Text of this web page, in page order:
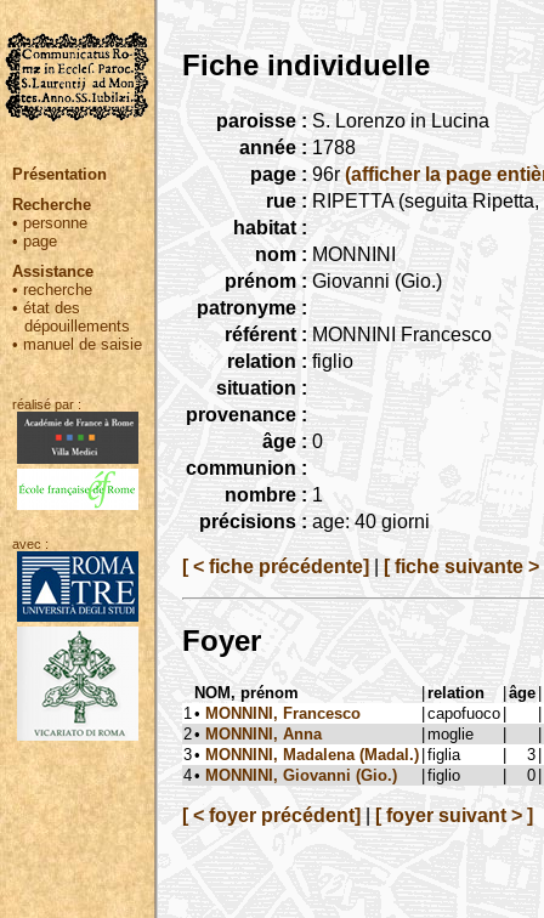
Présentation
Recherche
• personne
•page
Assistance
• recherche
•état des
dépouillements
•manuel de saisie
réalisé par :
avec :
Fiche individuelle
paroisse : S. Lorenzo in Lucina
année : 1788
page : 96r (afficher la page
rue : RIPETTA (seguita
habitat :
nom : MONNINI
prénom : Giovanni (Gio.)
patronyme :
référent : MONNINI Francesco
relation : figlio
situation :
provenance :
âge : 0
communion :
nombre : 1
précisions : age: 40 giorni
[ < fiche précédente] [ fiche suivante >
Foyer
NOM, prénom |relation |âge |
1 • MONNINI, Francesco |capofuoco |
|
2• MONNINI, Anna |moglie |
|
3• MONNINI, Madalena (Madal.) |figlia | 3 |
4• MONNINI, Giovanni (Gio.) |figlio | 0 |
[ < foyer précédent] [ foyer suivant > ]